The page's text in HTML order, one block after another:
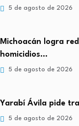
5 de agosto de 2026
Michoacán logra
homicidios…
5 de agosto de 2026
Yarabí Ávila pide
5 de agosto de 2026